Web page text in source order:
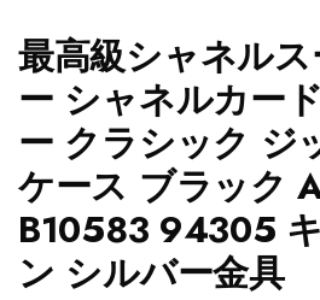
最高級シャネル
ー シャネルカー
ー クラシック ジ
ケース ブラック
B10583 94305
ン シルバー金具